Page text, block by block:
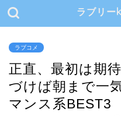
ラブリ
ラブコメ
正直、最初は期
づけば朝まで一
マンス系BEST3